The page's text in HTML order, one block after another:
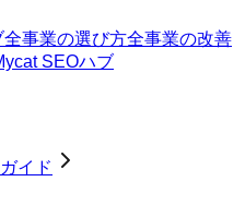
全事業の選び方全事業の改善
SEOハブ
イド